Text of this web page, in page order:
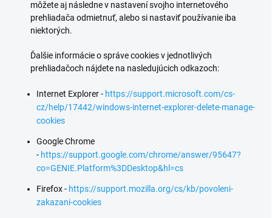
môžete aj následne v nastavení svojho internetového
prehliadača odmietnuť, alebo si nastaviť používanie iba
niektorých.
Ďalšie informácie o správe cookies v jednotlivých
prehliadačoch nájdete na nasledujúcich odkazoch:
Internet Explorer - https://support.microsoft.com/cs-
cz/help/17442/windows-internet-explorer-delete-manage-
cookies
Google Chrome
- https://support.google.com/chrome/answer/95647?
co=GENIE.Platform%3DDesktop&hl=cs
Firefox - https://support.mozilla.org/cs/kb/povoleni-
zakazani-cookies